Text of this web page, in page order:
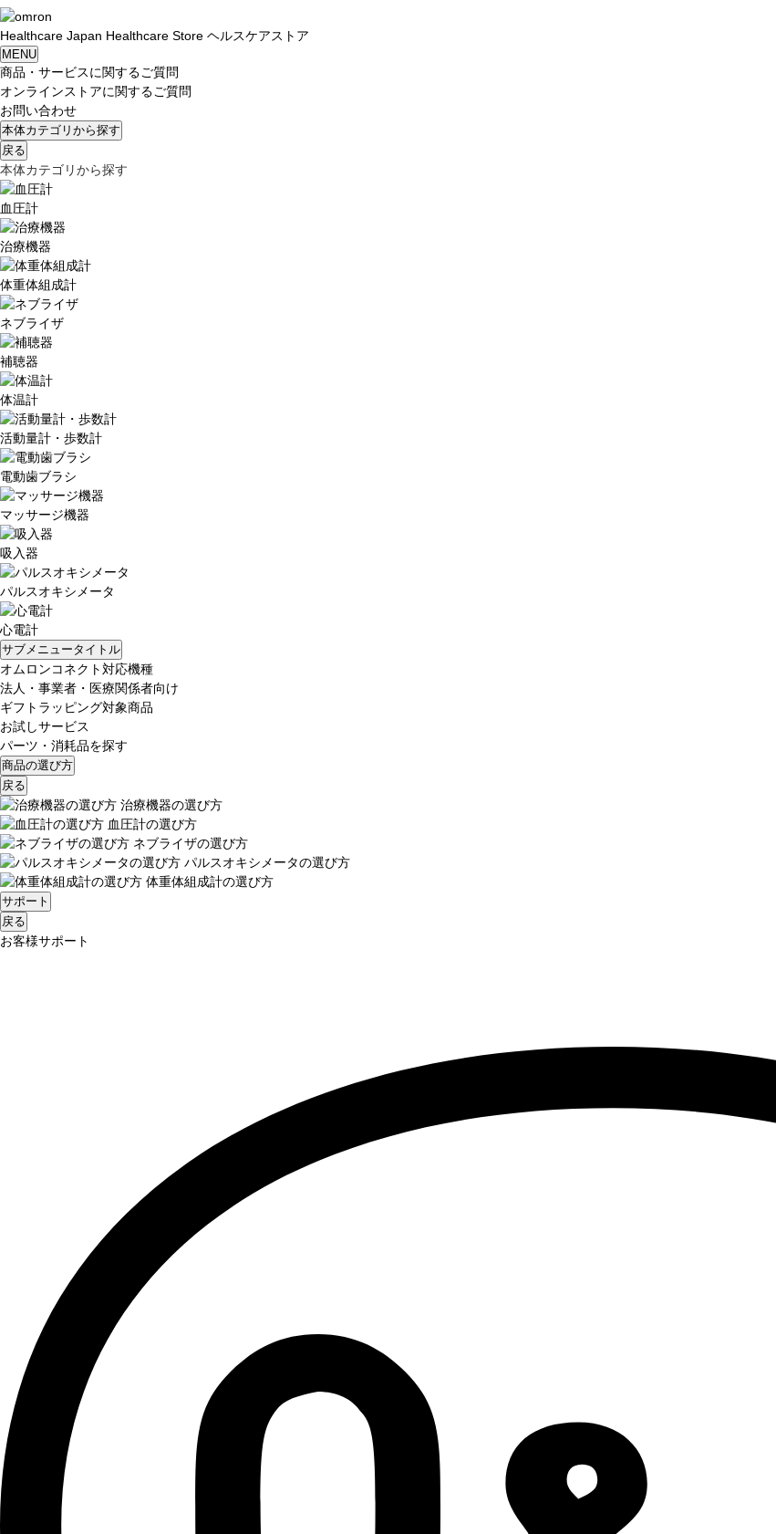
Healthcare Japan Healthcare Store ヘルスケアストア
MENU
商品・サービスに関するご質問
オンラインストアに関するご質問
お問い合わせ
本体カテゴリから探す
戻る
本体カテゴリから探す
血圧計
治療機器
体重体組成計
ネブライザ
補聴器
体温計
活動量計・歩数計
電動歯ブラシ
マッサージ機器
吸入器
パルスオキシメータ
心電計
サブメニュータイトル
オムロンコネクト対応機種
法人・事業者・医療関係者向け
ギフトラッピング対象商品
お試しサービス
パーツ・消耗品を探す
商品の選び方
戻る
治療機器の選び方
血圧計の選び方
ネブライザの選び方
パルスオキシメータの選び方
体重体組成計の選び方
サポート
戻る
お客様サポート